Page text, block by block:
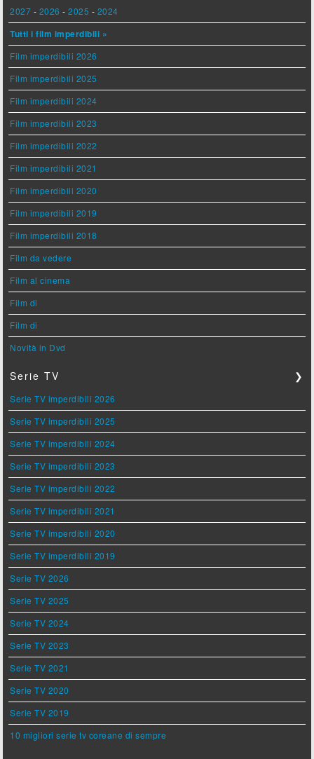
2027 - 2026 -2025 - 2024
Tutti i film imperdibili »
Film imperdibili 2026
Film imperdibili 2025
Film imperdibili 2024
Film imperdibili 2023
Film imperdibili 2022
Film imperdibili 2021
Film imperdibili 2020
Film imperdibili 2019
Film imperdibili 2018
Film da vedere
Film al cinema
Film di
Film di
Novità in Dvd
Serie TV ❯
Serie TV imperdibili 2026
Serie TV imperdibili 2025
Serie TV imperdibili 2024
Serie TV imperdibili 2023
Serie TV imperdibili 2022
Serie TV imperdibili 2021
Serie TV imperdibili 2020
Serie TV imperdibili 2019
Serie TV 2026
Serie TV 2025
Serie TV 2024
Serie TV 2023
Serie TV 2021
Serie TV 2020
Serie TV 2019
10 migliori serie tv coreane di sempre